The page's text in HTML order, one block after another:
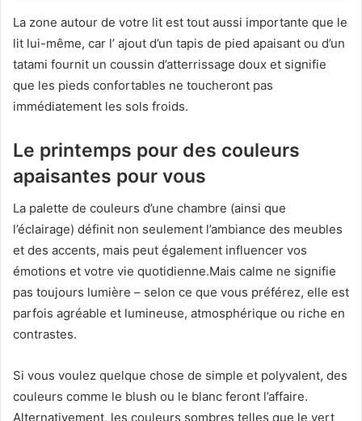
La zone autour de votre lit est tout aussi importante que le
lit lui-même, car l’ ajout d’un tapis de pied apaisant ou d’un
tatami fournit un coussin d’atterrissage doux et signifie
que les pieds confortables ne toucheront pas
immédiatement les sols froids.
Le printemps pour des couleurs
apaisantes pour vous
La palette de couleurs d’une chambre (ainsi que
l’éclairage) définit non seulement l’ambiance des meubles
et des accents, mais peut également influencer vos
émotions et votre vie quotidienne.Mais calme ne signifie
pas toujours lumière – selon ce que vous préférez, elle est
parfois agréable et lumineuse, atmosphérique ou riche en
contrastes.
Si vous voulez quelque chose de simple et polyvalent, des
couleurs comme le blush ou le blanc feront l’affaire.
Alternativement, les couleurs sombres telles que le vert